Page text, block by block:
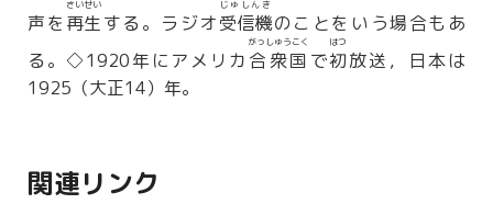
声を 再生
さいせい
する。ラジオ受信機
じゅしんき
のことをいう場合もあ
る。◇1920年にアメリカ 合衆国
がっしゅうこく
で初
はつ
放送，日本は
1925（大正14）年。
関連リンク